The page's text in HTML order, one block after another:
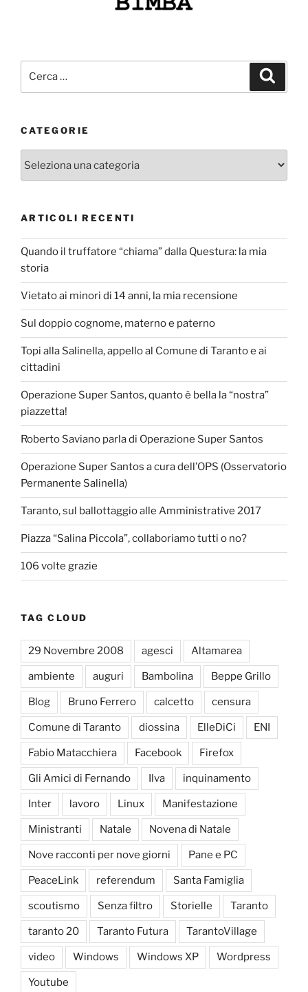
CATEGORIE
ARTICOLI RECENTI
Quando il truffatore “chiama” dalla Questura: la mia
storia
Vietato ai minori di 14 anni, la mia recensione
Sul doppio cognome, materno e paterno
Topi alla Salinella, appello al Comune di Taranto e ai
cittadini
Operazione Super Santos, quanto è bella la “nostra”
piazzetta!
Roberto Saviano parla di Operazione Super Santos
Operazione Super Santos a cura dell’OPS (Osservatorio
Permanente Salinella)
Taranto, sul ballottaggio alle Amministrative 2017
Piazza “Salina Piccola”, collaboriamo tutti o no?
106 volte grazie
TAG CLOUD
29 Novembre 2008 agesci Altamarea
ambiente auguri Bambolina Beppe Grillo
Blog Bruno Ferrero calcetto censura
Comune di Taranto diossina ElleDiCi ENI
Fabio Matacchiera Facebook Firefox
Gli Amici di Fernando Ilva inquinamento
Inter lavoro Linux Manifestazione
Ministranti Natale Novena di Natale
Nove racconti per nove giorni Pane e PC
PeaceLink referendum Santa Famiglia
scoutismo Senza filtro Storielle Taranto
taranto 20 Taranto Futura TarantoVillage
video Windows Windows XP Wordpress
Youtube